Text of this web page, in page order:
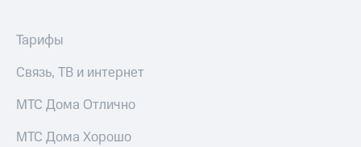
выкупа
акций
Дивиденды
Рынок
облигаций
Тарифы
Связь, ТВ и интернет
МТС Дома Отлично
МТС Дома Хорошо